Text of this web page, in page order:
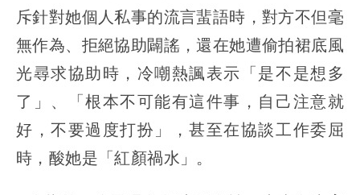
斥針對她個人私事的流言蜚語時，對方不但毫
無作為、拒絕協助闢謠，還在她遭偷拍裙底風
光尋求協助時，冷嘲熱諷表示「是不是想多
了」、「根本不可能有這件事，自己注意就
好，不要過度打扮」
，甚至在協談工作委屈
時，酸她是 「紅顏禍水」 。